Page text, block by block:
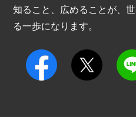
知ること、広めることが、
る一歩になります。